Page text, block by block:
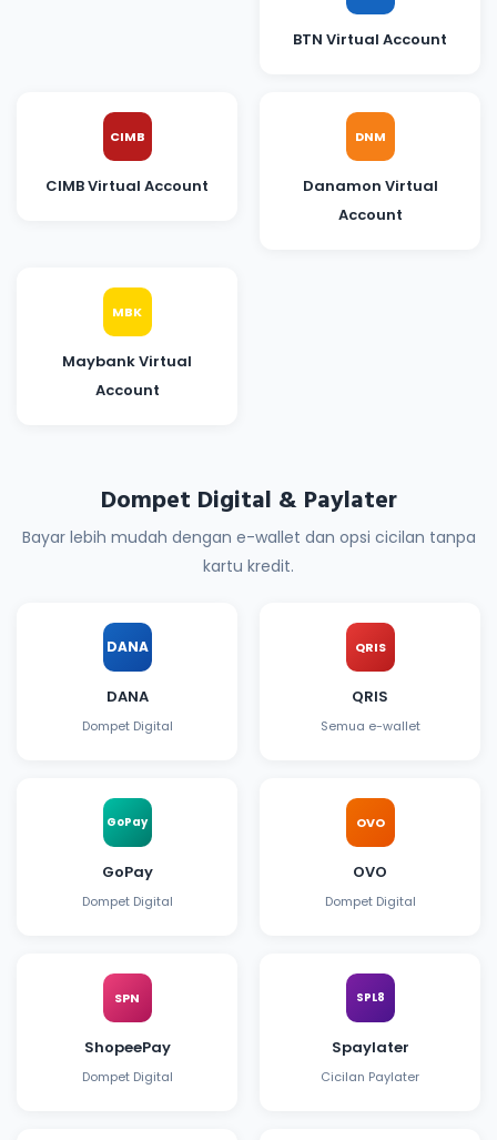
BTN Virtual Account
CIMB
CIMB Virtual Account
DNM
Danamon Virtual
Account
MBK
Maybank Virtual
Account
Dompet Digital & Paylater
Bayar lebih mudah dengan e-wallet dan opsi cicilan tanpa
kartu kredit.
DANA
DANA
Dompet Digital
QRIS
QRIS
Semua e-wallet
GoPay
GoPay
Dompet Digital
OVO
OVO
Dompet Digital
SPN
ShopeePay
Dompet Digital
SPL8
Spaylater
Cicilan Paylater